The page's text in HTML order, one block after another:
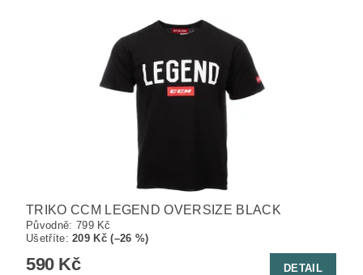
TRIKO CCM LEGEND OVERSIZE BLACK
Původně: 799 Kč
Ušetříte:209 Kč (–26 %)
590 Kč DETAIL